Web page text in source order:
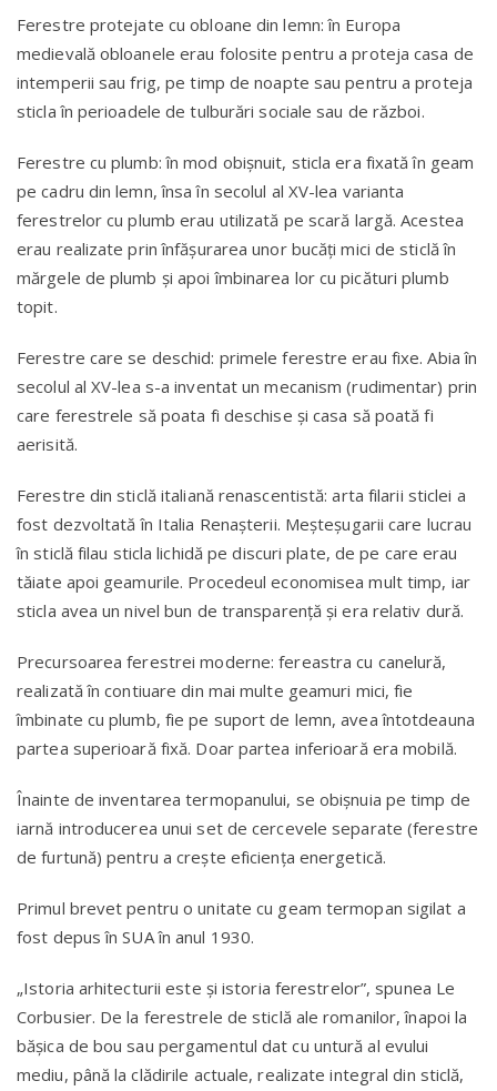
Ferestre protejate cu obloane din lemn: în Europa
medievală obloanele erau folosite pentru a proteja casa de
intemperii sau frig, pe timp de noapte sau pentru a proteja
sticla în perioadele de tulburări sociale sau de război.
Ferestre cu plumb: în mod obișnuit, sticla era fixată în geam
pe cadru din lemn, însa în secolul al XV-lea varianta
ferestrelor cu plumb erau utilizată pe scară largă. Acestea
erau realizate prin înfășurarea unor bucăți mici de sticlă în
mărgele de plumb și apoi îmbinarea lor cu picături plumb
topit.
Ferestre care se deschid: primele ferestre erau fixe. Abia în
secolul al XV-lea s-a inventat un mecanism (rudimentar) prin
care ferestrele să poata fi deschise și casa să poată fi
aerisită.
Ferestre din sticlă italiană renascentistă: arta filarii sticlei a
fost dezvoltată în Italia Renașterii. Meșteșugarii care lucrau
în sticlă filau sticla lichidă pe discuri plate, de pe care erau
tăiate apoi geamurile. Procedeul economisea mult timp, iar
sticla avea un nivel bun de transparență și era relativ dură.
Precursoarea ferestrei moderne: fereastra cu canelură,
realizată în contiuare din mai multe geamuri mici, fie
îmbinate cu plumb, fie pe suport de lemn, avea întotdeauna
partea superioară fixă. Doar partea inferioară era mobilă.
Înainte de inventarea termopanului, se obișnuia pe timp de
iarnă introducerea unui set de cercevele separate (ferestre
de furtună) pentru a crește eficiența energetică.
Primul brevet pentru o unitate cu geam termopan sigilat a
fost depus în SUA în anul 1930.
„Istoria arhitecturii este și istoria ferestrelor”, spunea Le
Corbusier. De la ferestrele de sticlă ale romanilor, înapoi la
bășica de bou sau pergamentul dat cu untură al evului
mediu, până la clădirile actuale, realizate integral din sticlă,